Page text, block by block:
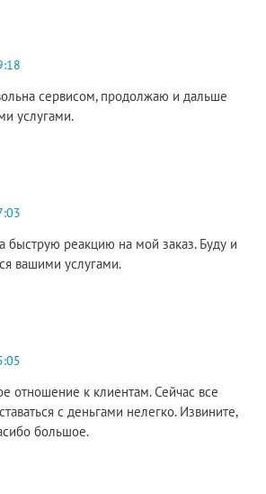
сервисом, продолжаю и дальше
услугами.
быструю реакцию на мой заказ. Буду и
вашими услугами.
отношение к клиентам. Сейчас все
с деньгами нелегко. Извините,
большое.